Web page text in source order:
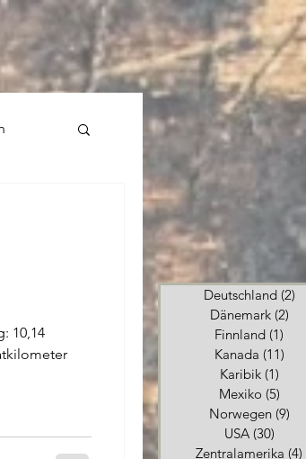
10,14
Deutschland (2)
Dänemark (2)
Finnland (1)
Kanada (11)
Karibik (1)
Mexiko (5)
Norwegen (9)
USA (30)
Zentralamerika (4)